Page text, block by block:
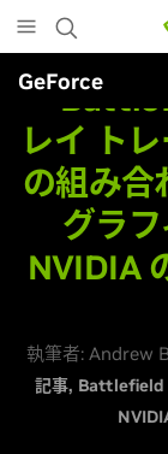
to
main
content
GeForce
『
レイ ト
の組み合
グラ
NVIDIA
執筆者: Andrew
記事 Battlefield